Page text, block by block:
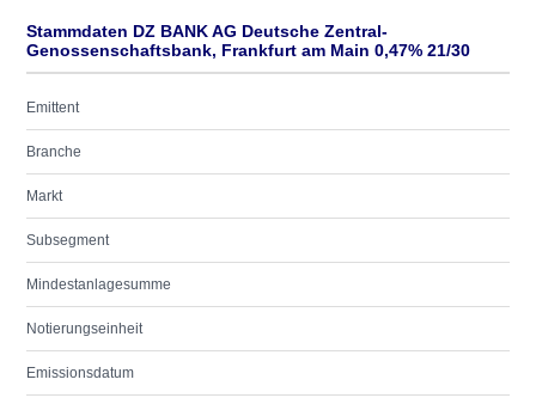
Stammdaten DZ BANK AG Deutsche Zentral-
Genossenschaftsbank, Frankfurt am Main 0,47% 21/30
Emittent
Branche
Markt
Subsegment
Mindestanlagesumme
Notierungseinheit
Emissionsdatum